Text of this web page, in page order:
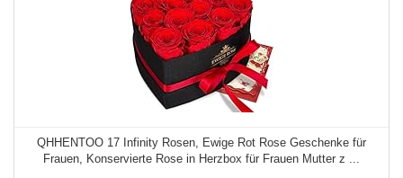
QHHENTOO 17 Infinity Rosen, Ewige Rot Rose Geschenke für
Frauen, Konservierte Rose in Herzbox für Frauen Mutter z ...